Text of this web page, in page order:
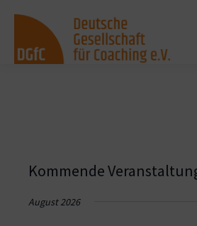
Kommende
August 2026